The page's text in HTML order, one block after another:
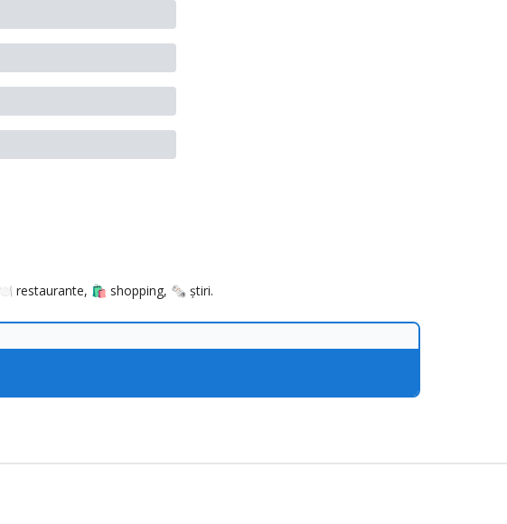
🍽️ restaurante, 🛍️ shopping, 🗞️ știri.